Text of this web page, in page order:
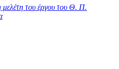
μελέτη του έργου του Θ. Π.